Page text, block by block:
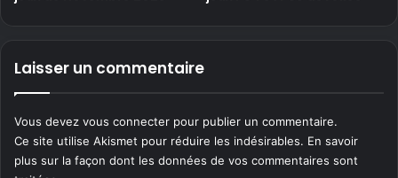
Laisser un commentaire
Vous devez vous connecter pour publier un commentaire.
Ce site utilise Akismet pour réduire les indésirables. En savoir
plus sur la façon dont les données de vos commentaires sont